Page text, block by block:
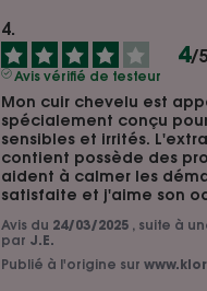
4/5
Avis vérifié de testeur
Mon cuir chevelu est
spécialement conçu
sensibles et irrités.
contient possède des
aident à calmer les
satisfaite et j'aime son
Avis du 24/03/2025 , suite à
par J.E.
Publié à l'origine sur